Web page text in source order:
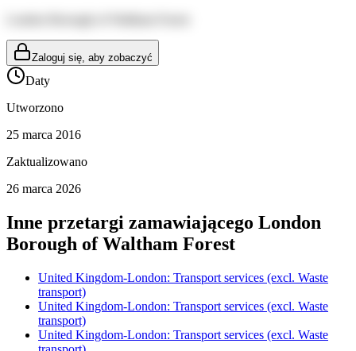
Zaloguj się, aby zobaczyć
Daty
Utworzono
25 marca 2016
Zaktualizowano
26 marca 2026
Inne przetargi zamawiającego London
Borough of Waltham Forest
United Kingdom-London: Transport services (excl. Waste
transport)
United Kingdom-London: Transport services (excl. Waste
transport)
United Kingdom-London: Transport services (excl. Waste